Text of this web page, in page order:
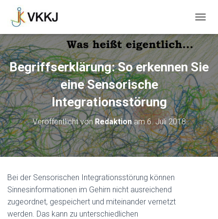
A
V
G
A
I
O
N
U
M
S
C
H
Begriffserklärung: So erkennen Sie
eine Sensorische
Integrationsstörung
Veröffentlicht vonRedaktionam6. Juli 2018
Bei der Sensorischen Integrationsstörung können
Sinnesinformationen im Gehirn nicht ausreichend
zugeordnet, gespeichert und miteinander vernetzt
werden. Das kann zu unterschiedlichen